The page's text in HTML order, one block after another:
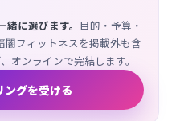
に選びます。 目的・予算・
闇フィットネスを掲載外も含
オンラインで完結します。
ングを受ける